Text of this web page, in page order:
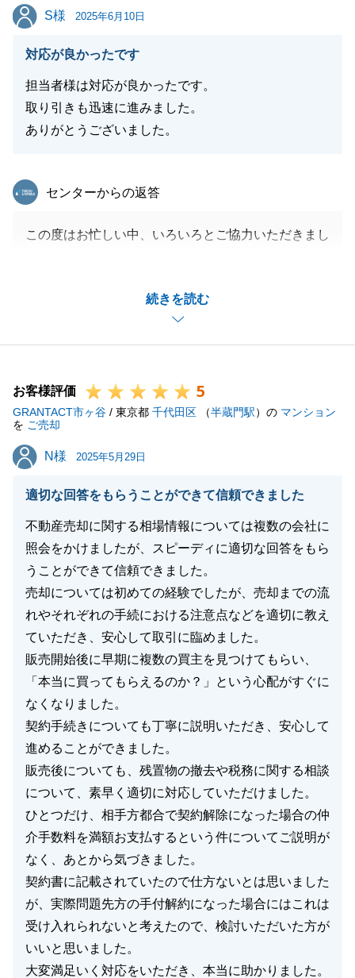
S様
S様 2025年6月10日
対応が良かったです
担当者様は対応が良かったです。
取り引きも迅速に進みました。
ありがとうございました。
続きを読む
東急リバブル
センターからの返答
この度はお忙しい中、いろいろとご協力いただきまし
き、某球団ファンとしてはご縁を感じました。
引き続き何かお困りのことがございましたら、いつで
もお気軽にご相談ください。
お客様評価 5
GRANTACT市ヶ谷 / 東京都 千代田区 （半蔵門駅）の マンション
を ご売却
N様
N様 2025年5月29日
適切な回答をもらうことができて信頼できました
不動産売却に関する相場情報については複数の会社に
照会をかけましたが、スピーディに適切な回答をもら
うことができて信頼できました。
売却については初めての経験でしたが、売却までの流
れやそれぞれの手続における注意点などを適切に教え
ていただき、安心して取引に臨めました。
販売開始後に早期に複数の買主を見つけてもらい、
「本当に買ってもらえるのか？」という心配がすぐに
なくなりました。
契約手続きについても丁寧に説明いただき、安心して
進めることができました。
販売後についても、残置物の撤去や税務に関する相談
について、素早く適切に対応していただけました。
ひとつだけ、相手方都合で契約解除になった場合の仲
介手数料を満額お支払するという件についてご説明が
なく、あとから気づきました。
契約書に記載されていたので仕方ないとは思いました
が、実際問題先方の手付解約になった場合にはこれは
受け入れられないと考えたので、検討いただいた方が
いいと思いました。
大変満足いく対応をいただき、本当に助かりました。